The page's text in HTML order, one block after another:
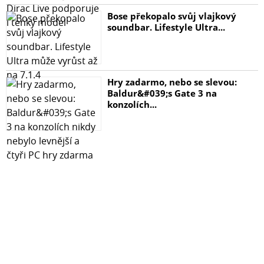
tvrzené sklo
čistící hadřík s alkoholem
hadřík z mikrovlákna
Nezapomeňte, že pro váš iPhone 15 Pro Max můžete
také najít skvělé kryty a obaly, které najdete ZDE.
Ochranné sklo TopQ je určeno pro iPhone 15 Pro Max /
Apple iPhone 15 Pro Max. Nečekejte a zajistěte si
ochranu pro svůj telefon ještě dnes!
Bose překopalo svůj vlajkový
soundbar. Lifestyle Ultra...
Hry zadarmo, nebo se slevou:
Baldur&#039;s Gate 3 na
konzolích...